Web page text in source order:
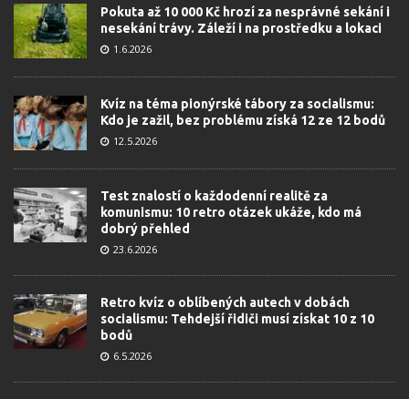
Pokuta až 10 000 Kč hrozí za nesprávné sekání i
nesekání trávy. Záleží i na prostředku a lokaci
1.6.2026
Kvíz na téma pionýrské tábory za socialismu:
Kdo je zažil, bez problému získá 12 ze 12 bodů
12.5.2026
Test znalostí o každodenní realitě za
komunismu: 10 retro otázek ukáže, kdo má
dobrý přehled
23.6.2026
Retro kvíz o oblíbených autech v dobách
socialismu: Tehdejší řidiči musí získat 10 z 10
bodů
6.5.2026